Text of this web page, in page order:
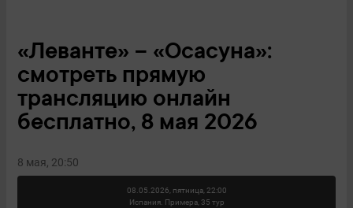
«Леванте» – «Осасуна»:
смотреть прямую
трансляцию онлайн
бесплатно, 8 мая 2026
8 мая, 20:50
08.05.2026, пятница, 22:00
Испания. Примера, 35 тур